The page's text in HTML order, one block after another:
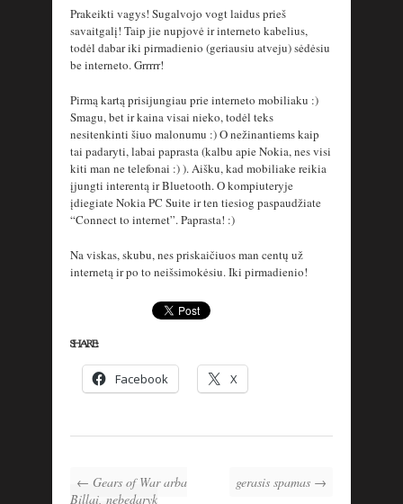
Prakeikti vagys! Sugalvojo vogt laidus prieš
savaitgalį! Taip jie nupjovė ir interneto kabelius,
todėl dabar iki pirmadienio (geriausiu atveju) sėdėsiu
be interneto. Grrrrr!
Pirmą kartą prisijungiau prie interneto mobiliaku :)
Smagu, bet ir kaina visai nieko, todėl teks
nesitenkinti šiuo malonumu :) O nežinantiems kaip
tai padaryti, labai paprasta (kalbu apie Nokia, nes visi
kiti man ne telefonai :) ). Aišku, kad mobiliake reikia
įjungti interentą ir Bluetooth. O kompiuteryje
įdiegiate Nokia PC Suite ir ten tiesiog paspaudžiate
“Connect to internet”. Paprasta! :)
Na viskas, skubu, nes priskaičiuos man centų už
internetą ir po to neišsimokėsiu. Iki pirmadienio!
SHARE:
Facebook X
← Gears of War arba
Billai, nebedaryk
gerasis spamas →